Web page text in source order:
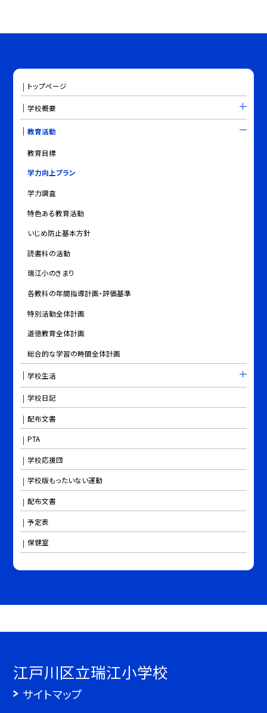
トップページ
学校概要
教育活動
教育目標
学力向上プラン
学力調査
特色ある教育活動
いじめ防止基本方針
読書科の活動
瑞江小のきまり
各教科の年間指導計画・評価基準
特別活動全体計画
道徳教育全体計画
総合的な学習の時間全体計画
学校生活
学校日記
配布文書
PTA
学校応援団
学校版もったいない運動
配布文書
予定表
保健室
江戸川区立瑞江小学校
サイトマップ